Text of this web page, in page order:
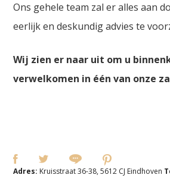
Ons gehele team zal er alles aan
eerlijk en deskundig advies te
Wij zien er naar uit om u
verwelkomen in één van onze
Adres: Kruisstraat 36-38, 5612 CJ Eindhoven